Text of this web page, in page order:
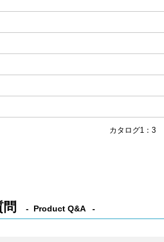
カタログ1：3
Product Q&A